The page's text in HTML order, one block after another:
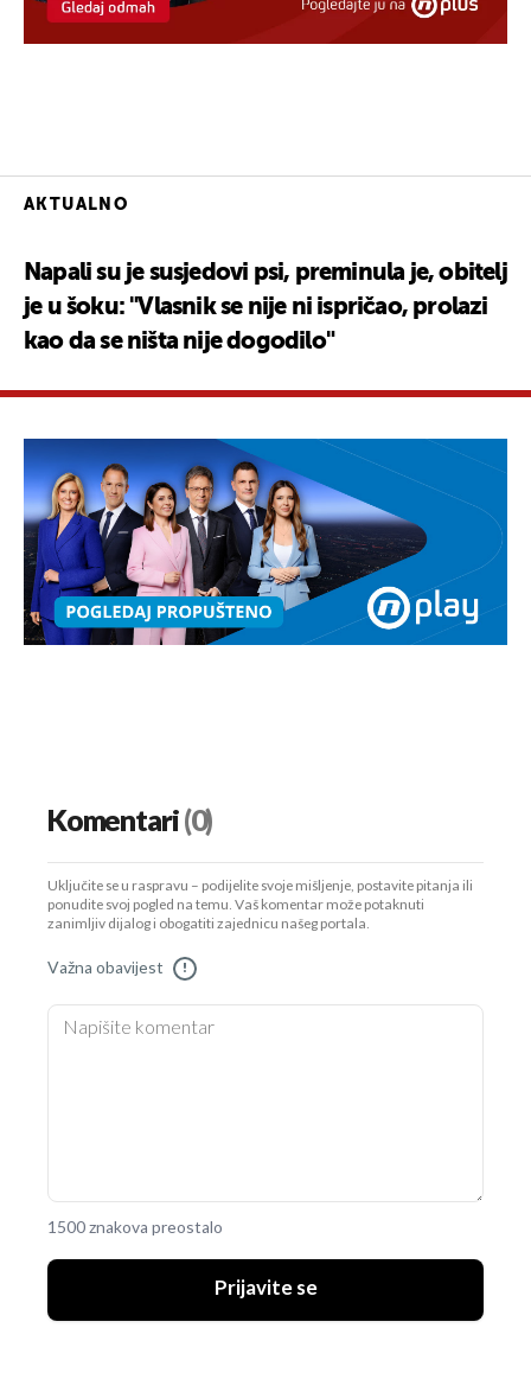
AKTUALNO
Napali su je susjedovi psi, preminula je, obitelj
je u šoku: "Vlasnik se nije ni ispričao, prolazi
kao da se ništa nije dogodilo"
Komentari(0)
Uključite se u raspravu – podijelite svoje mišljenje, postavite pitanja ili
ponudite svoj pogled na temu. Vaš komentar može potaknuti
zanimljiv dijalog i obogatiti zajednicu našeg portala.
Važna obavijest !
1500 znakova preostalo
Prijavite se